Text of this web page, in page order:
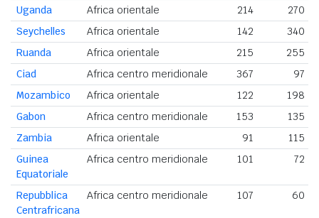
Uganda
Africa orientale 214
270
Seychelles
Africa orientale 142
340
Ruanda
Africa orientale 215
255
Ciad
Africa centro meridionale 367
97
Mozambico
Africa orientale 122
198
Gabon
Africa centro meridionale 153
135
Zambia
Africa orientale 91
115
Guinea
Equatoriale
Africa centro meridionale 101 72
Repubblica
Centrafricana
Africa centro meridionale 107 60